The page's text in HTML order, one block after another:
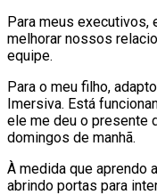
Para meus executivos,
melhorar nossos
equipe.
Para o meu filho,
Imersiva. Está
ele me deu o presente
domingos de manhã.
À medida que aprendo
abrindo portas para